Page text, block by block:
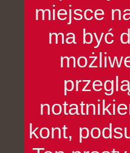
miejsce
ma być
kont,